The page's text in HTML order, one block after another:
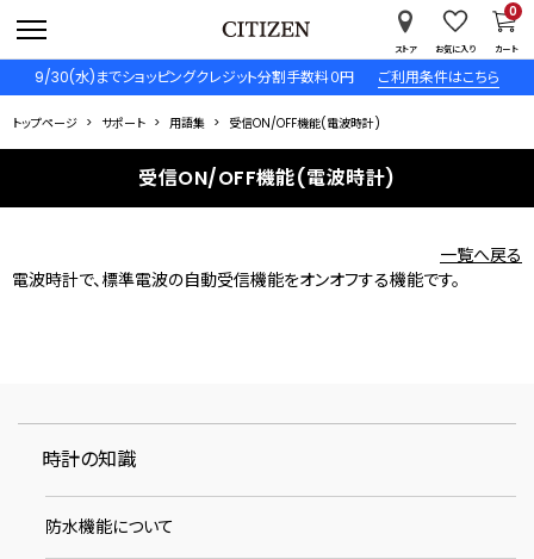
9/30(水)までショッピングクレジット分割手数料０円 ご利用条件はこちら
ストア お気に入り カート
0
トップページ サポート 用語集 受信ON/OFF機能(電波時計)
受信ON/OFF機能(電波時計)
一覧へ戻る
電波時計で、標準電波の自動受信機能をオンオフする機能です。
時計の知識
防水機能について